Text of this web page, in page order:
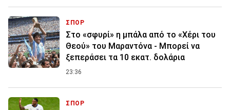
ΣΠΟΡ
Στο «σφυρί» η μπάλα από το «Χέρι του
Θεού» του Μαραντόνα - Μπορεί να
ξεπεράσει τα 10 εκατ. δολάρια
23:36
ΣΠΟΡ